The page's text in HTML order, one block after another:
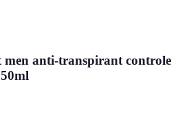
anti-transpirant controle